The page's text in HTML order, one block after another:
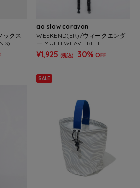
ックス
go slow caravan
WEEKEND(ER)/ウィークエンダ
ー MULTI WEAVE BELT
¥1,925 (税込) 30% OFF
SALE